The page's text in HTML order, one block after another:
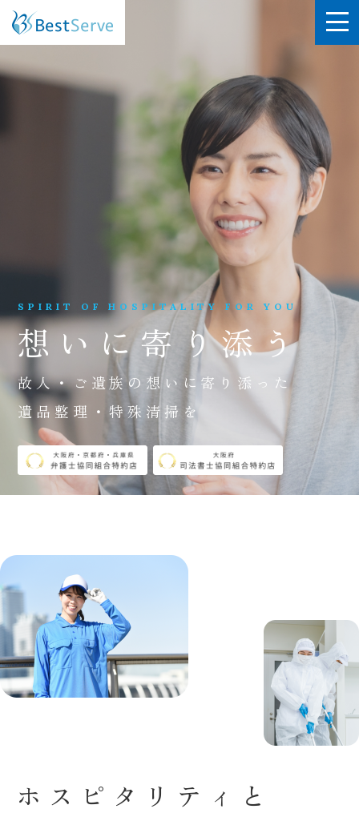
SPIRIT OF HOSPITALITY FOR YOU
想いに寄り添う
故人・ご遺族の想いに寄り添った
遺品整理・特殊清掃を
ホ ス ピ タ リ テ ィ と